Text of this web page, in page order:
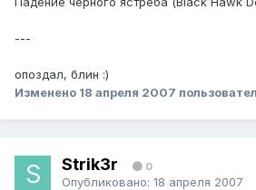
---
опоздал, блин :)
Изменено 18 апреля 2007
Strik3r 0
Опубликовано: 18 апреля 2007